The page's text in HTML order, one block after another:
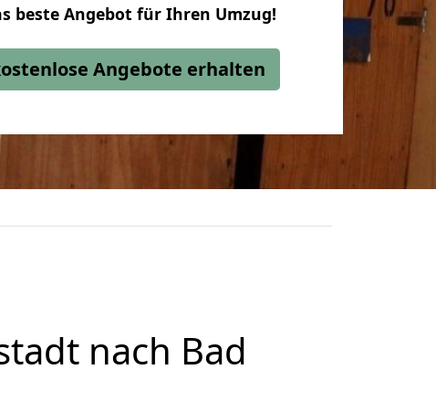
beste Angebot für Ihren Umzug!
Angebote erhalten
nach Bad